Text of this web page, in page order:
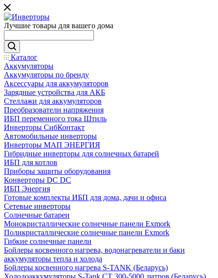
Лучшие товары для вашего дома
Каталог
Аккумуляторы
Аккумуляторы по бренду
Аксессуары для аккумуляторов
Зарядные устройства для АКБ
Стеллажи для аккумуляторов
Преобразователи напряжения
ИБП переменного тока Штиль
Инверторы СибКонтакт
Автомобильные инверторы
Инверторы МАП ЭНЕРГИЯ
Гибридные инверторы для солнечных батарей
ИБП для котлов
Приборы защиты оборудования
Конверторы DC DC
ИБП Энергия
Готовые комплекты ИБП для дома, дачи и офиса
Сетевые инверторы
Солнечные батареи
Монокристаллические солнечные панели Exmork
Поликристаллические солнечные панели Exmork
Гибкие солнечные панели
Бойлеры косвенного нагрева, водонагреватели и баки
аккумуляторы тепла и холода
Бойлеры косвенного нагрева S-TANK (Беларусь)
Холодоаккумуляторы S-Tank СТ 300-5000 литров (Беларусь)